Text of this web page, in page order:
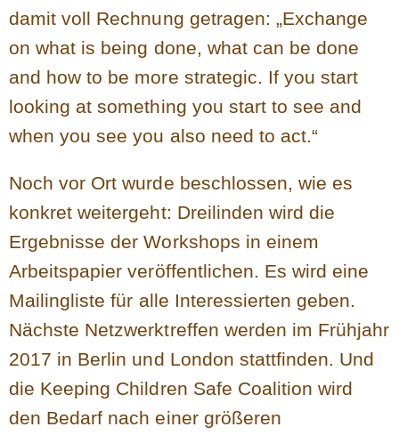
damit voll Rechnung getragen: „Exchange
on what is being done, what can be done
and how to be more strategic. If you start
looking at something you start to see and
when you see you also need to act.“
Noch vor Ort wurde beschlossen, wie es
konkret weitergeht: Dreilinden wird die
Ergebnisse der Workshops in einem
Arbeitspapier veröffentlichen. Es wird eine
Mailingliste für alle Interessierten geben.
Nächste Netzwerktreffen werden im Frühjahr
2017 in Berlin und London stattfinden. Und
die Keeping Children Safe Coalition wird
den Bedarf nach einer größeren